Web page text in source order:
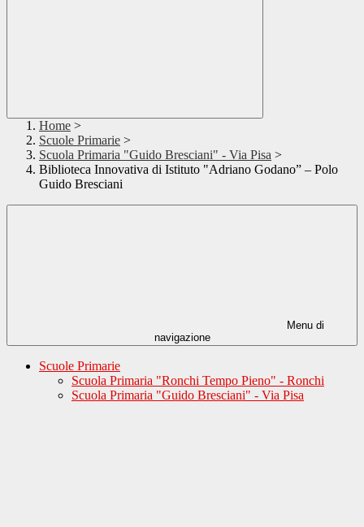
Home >
Scuole Primarie >
Scuola Primaria "Guido Bresciani" - Via Pisa >
Biblioteca Innovativa di Istituto "Adriano Godano” – Polo
Guido Bresciani
Menu di
navigazione
Scuole Primarie
Scuola Primaria "Ronchi Tempo Pieno" - Ronchi
Scuola Primaria "Guido Bresciani" - Via Pisa